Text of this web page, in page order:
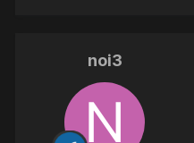
noi3